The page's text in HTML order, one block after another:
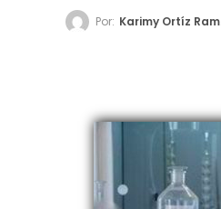
Por: Karimy Ortíz Ramos